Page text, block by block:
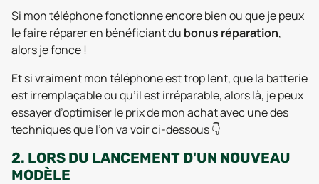
Si mon téléphone fonctionne encore bien ou que je peux
le faire réparer en bénéficiant du bonus réparation,
alors je fonce !
Et si vraiment mon téléphone est trop lent, que la batterie
est irremplaçable ou qu’il est irréparable, alors là, je peux
essayer d’optimiser le prix de mon achat avec une des
techniques que l’on va voir ci-dessous 👇
2. LORS DU LANCEMENT D'UN NOUVEAU
MODÈLE